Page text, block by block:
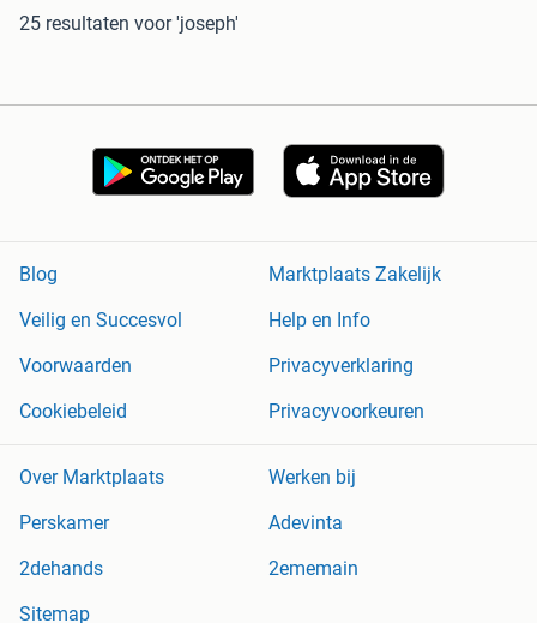
25 resultaten voor 'joseph'
Blog
Marktplaats Zakelijk
Veilig en Succesvol
Help en Info
Voorwaarden
Privacyverklaring
Cookiebeleid
Privacyvoorkeuren
Over Marktplaats
Werken bij
Perskamer
Adevinta
2dehands
2ememain
Sitemap